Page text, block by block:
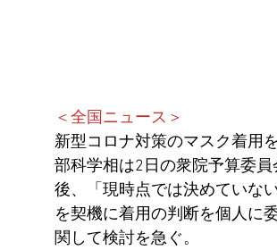
＜全国ニュース＞
新型コロナ対策のマスク着用
部科学相は2日の衆院予算委
後、「現時点では決めていな
を契機に着用の判断を個人に
関して検討を急ぐ。